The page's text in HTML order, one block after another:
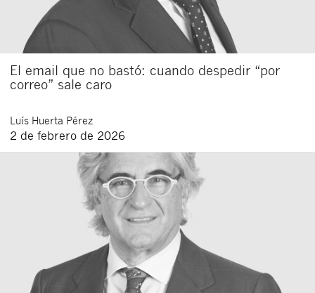
El email que no bastó: cuando despedir “por
correo” sale caro
Luís Huerta Pérez
2 de febrero de 2026